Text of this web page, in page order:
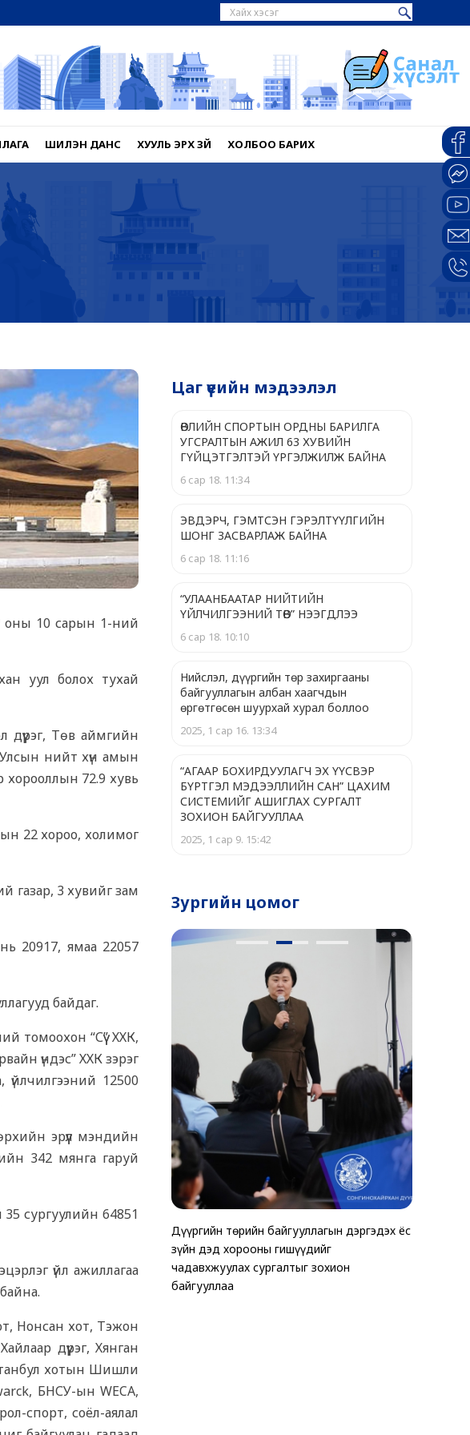
ШИЛЭН ДАНС ХУУЛЬ ЭРХ ЗҮЙ ХОЛБОО БАРИХ
оны 10 сарын 1-ний
уул болох тухай
дүүрэг, Төв аймгийн
нийт хүн амын
хорооллын 72.9 хувь
22 хороо, холимог
газар, 3 хувийг зам
20917, ямаа 22057
байдаг.
томоохон “Сүү” ХХК,
үндэс” ХХК зэрэг
үйлчилгээний 12500
эрүүл мэндийн
342 мянга гаруй
сургуулийн 64851
үйл ажиллагаа
Нонсан хот, Тэжон
дүүрэг, Хянган
хотын Шишли
БНСУ-ын WECA,
спорт, соёл-аялал
Цаг үеийн мэдээлэл
ӨВЛИЙН СПОРТЫН ОРДНЫ БАРИЛГА
УГСРАЛТЫН АЖИЛ 63 ХУВИЙН
ГҮЙЦЭТГЭЛТЭЙ ҮРГЭЛЖИЛЖ БАЙНА
6 сар 18. 11:34
ЭВДЭРЧ, ГЭМТСЭН ГЭРЭЛТҮҮЛГИЙН
ШОНГ ЗАСВАРЛАЖ БАЙНА
6 сар 18. 11:16
“УЛААНБААТАР НИЙТИЙН
ҮЙЛЧИЛГЭЭНИЙ ТӨВ” НЭЭГДЛЭЭ
6 сар 18. 10:10
Нийслэл, дүүргийн төр захиргааны
байгууллагын албан хаагчдын
өргөтгөсөн шуурхай хурал боллоо
2025, 1 сар 16. 13:34
“АГААР БОХИРДУУЛАГЧ ЭХ ҮҮСВЭР
БҮРТГЭЛ МЭДЭЭЛЛИЙН САН” ЦАХИМ
СИСТЕМИЙГ АШИГЛАХ СУРГАЛТ
ЗОХИОН БАЙГУУЛЛАА
2025, 1 сар 9. 15:42
Зургийн цомог
Дүүргийн төрийн байгууллагын дэргэдэх ёс
зүйн дэд хорооны гишүүдийг
чадавхжуулах сургалтыг зохион
байгууллаа